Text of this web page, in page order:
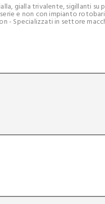
gialla trivalente, sigillanti
e non con impianto
- Specializzati in settore